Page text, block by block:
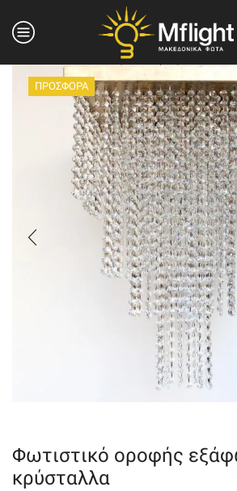
ΠΡΟΣΦΟΡΑ
Φωτιστικό οροφής
κρύσταλλα